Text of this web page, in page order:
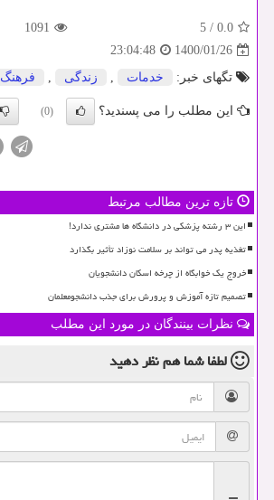
0.0
/
5
1091
1400/01/26
23:04:48
تگهای خبر:
خدمات , زندگی , فرهنگ
این مطلب را می پسندید؟ (0)
تازه ترین مطالب مرتبط
این ۳ رشته پزشکی در دانشگاه ها مشتری ندارد!
تغذیه پدر می تواند بر سلامت نوزاد تأثیر بگذارد
خروج یک خوابگاه از چرخه اسکان دانشجویان
تصمیم تازه آموزش و پرورش برای جذب دانشجومعلمان
نظرات بینندگان در مورد این مطلب
لطفا شما همنظر دهید